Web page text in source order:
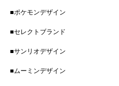
■ポケモンデザイン
■セレクトブランド
■サンリオデザイン
■ムーミンデザイン